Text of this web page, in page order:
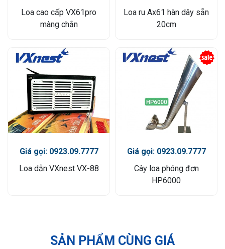
Loa cao cấp VX61pro
màng chắn
Loa ru Ax61 hàn dây sẵn
20cm
Giá gọi: 0923.09.7777
Loa dẫn VXnest VX-88
Giá gọi: 0923.09.7777
Cây loa phóng đơn
HP6000
SẢN PHẨM CÙNG GIÁ